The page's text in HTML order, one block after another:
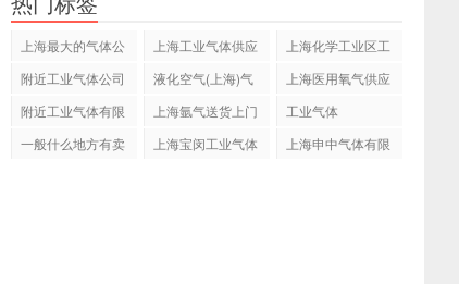
上海最大的气体公
上海工业气体供应
上海化学工业区工
附近工业气体公司
液化空气(上海)气
上海医用氧气供应
附近工业气体有限
上海氩气送货上门
工业气体
一般什么地方有卖
上海宝闵工业气体
上海申中气体有限